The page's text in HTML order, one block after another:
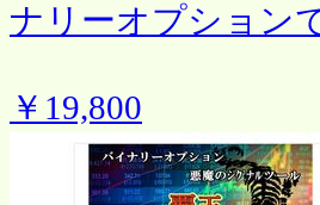
ナリーオプション
￥19,800